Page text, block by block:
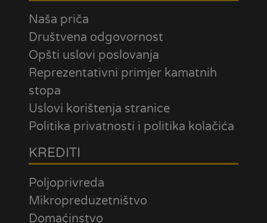
Naša priča
Društvena odgovornost
Opšti uslovi poslovanja
Reprezentativni primjer kamatnih
stopa
Uslovi korištenja stranice
Politika privatnosti i politika kolačića
KREDITI
Poljoprivreda
Mikropreduzetništvo
Domaćinstvo